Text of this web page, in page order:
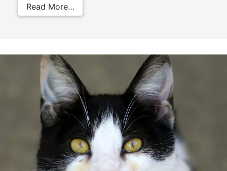
Read More…